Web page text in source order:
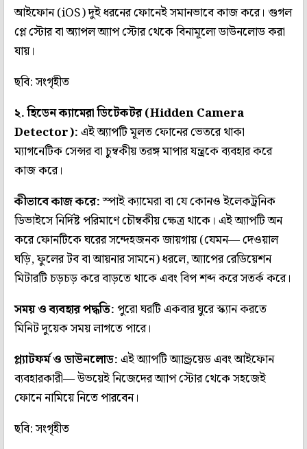
আইফোন (iOS) দুই ধরনের ফোনেই সমানভাবে কাজ করে। গুগল
প্লে স্টোর বা অ্যাপল অ্যাপ স্টোর থেকে বিনামূল্যে ডাউনলোড করা
যায়।
ছবি: সংগৃহীত
২. হিডেন ক্যামেরা ডিটেকটর (Hidden Camera
Detector):এই অ্যাপটি মূলত ফোনের ভেতরে থাকা
ম্যাগনেটিক সেন্সর বা চুম্বকীয় তরঙ্গ মাপার যন্ত্রকে ব্যবহার করে
কাজ করে।
কীভাবে কাজ করে:স্পাই ক্যামেরা বা যে কোনও ইলেকট্রনিক
ডিভাইসে নির্দিষ্ট পরিমাণে চৌম্বকীয় ক্ষেত্র থাকে। এই অ্যাপটি অন
করে ফোনটিকে ঘরের সন্দেহজনক জায়গায় (যেমন— দেওয়াল
ঘড়ি, ফুলের টব বা আয়নার সামনে) ধরলে, অ্যাপের রেডিয়েশন
মিটারটি চড়চড় করে বাড়তে থাকে এবং বিপ শব্দ করে সতর্ক করে।
সময় ও ব্যবহার পদ্ধতি:পুরো ঘরটি একবার ঘুরে স্ক্যান করতে
মিনিট দুয়েক সময় লাগতে পারে।
প্ল্যাটফর্ম ও ডাউনলোড:এই অ্যাপটি অ্যান্ড্রয়েড এবং আইফোন
ব্যবহারকারী— উভয়েই নিজেদের অ্যাপ স্টোর থেকে সহজেই
ফোনে নামিয়ে নিতে পারবেন।
ছবি: সংগৃহীত